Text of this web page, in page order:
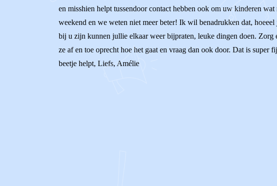
en misshien helpt tussendoor contact hebben ook om uw kinderen
weekend en we weten niet meer beter! Ik wil benadrukken dat,
bij u zijn kunnen jullie elkaar weer bijpraten, leuke dingen doen.
ze af en toe oprecht hoe het gaat en vraag dan ook door. Dat is
beetje helpt, Liefs, Amélie